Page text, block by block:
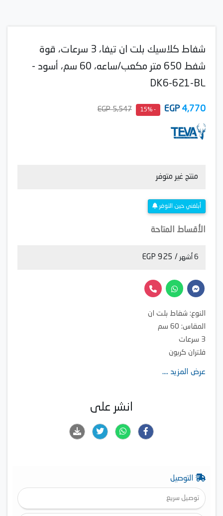
شفاط كلاسيك بلت ان تيفا، 3 سرعات، قوة
شفط 650 متر مكعب/ساعه، 60 سم، أسود -
DK6-621-BL
4,770
EGP
- 15%
5,547 EGP
منتج غير متوفر
أبلغني حين التوفر
الأقساط المتاحة
6 أشهر / 925 EGP
النوع: شفاط بلت ان
المقاس: 60 سم
3 سرعات
فلتران كربون
قوة شفط 650 متر مكعب
عرض المزيد ....
انشر على
التوصيل
توصيل سريع